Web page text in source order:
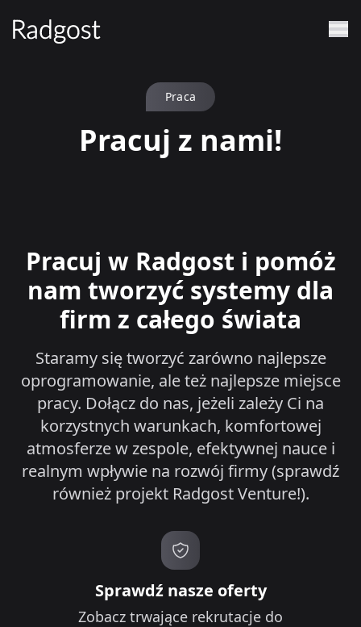
Praca
Pracuj z nami!
Pracuj w Radgost i pomóż
nam tworzyć systemy dla
firm z całego świata
Staramy się tworzyć zarówno najlepsze
oprogramowanie, ale też najlepsze miejsce
pracy. Dołącz do nas, jeżeli zależy Ci na
korzystnych warunkach, komfortowej
atmosferze w zespole, efektywnej nauce i
realnym wpływie na rozwój firmy (sprawdź
również projekt Radgost Venture!).
Sprawdź nasze oferty
Zobacz trwające rekrutacje do